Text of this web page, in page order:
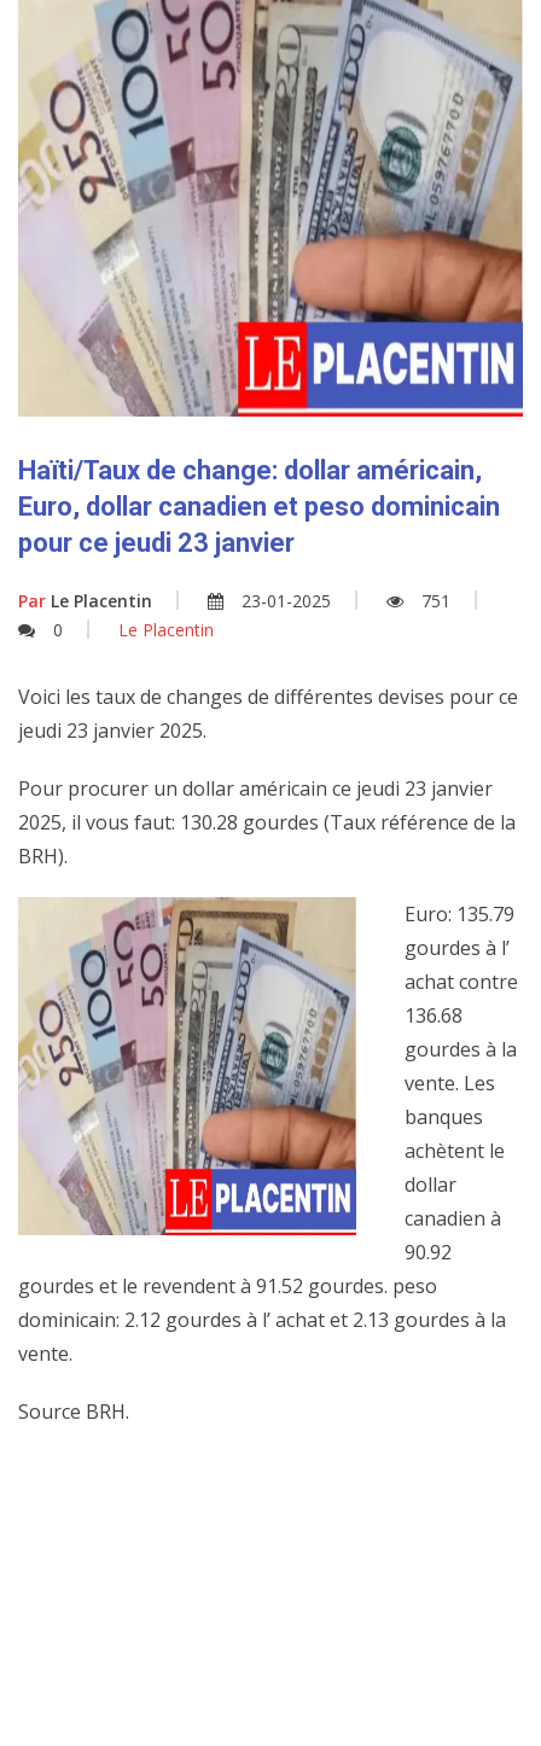
Haïti/Taux de change: dollar américain,
Euro, dollar canadien et peso dominicain
pour ce jeudi 23 janvier
Par Le Placentin 23-01-2025
751
0
Le Placentin
Voici les taux de changes de différentes devises pour ce
jeudi 23 janvier 2025.
Pour procurer un dollar américain ce jeudi 23 janvier
2025, il vous faut: 130.28 gourdes (Taux référence de la
BRH).
Euro: 135.79
gourdes à l’
achat contre
136.68
gourdes à la
vente. Les
banques
achètent le
dollar
canadien à
90.92
gourdes et le revendent à 91.52 gourdes. peso
dominicain: 2.12 gourdes à l’ achat et 2.13 gourdes à la
vente.
Source BRH.